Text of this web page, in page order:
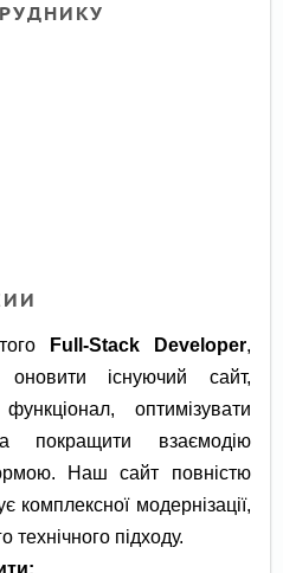
Full-Stack Developer,
існуючий сайт,
оптимізувати
покращити взаємодію
Наш сайт повністю
комплексної модернізації,
технічного підходу.